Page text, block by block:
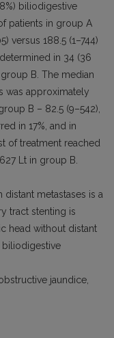
biliodigestive
patients in group A
versus 188.5 (1–744)
in 34 (36
B. The median
was approximately
B – 82.5 (9–542),
in 17%, and in
of treatment reached
Lt in group B.
metastases is a
tract stenting is
head without distant
biliodigestive
jaundice,